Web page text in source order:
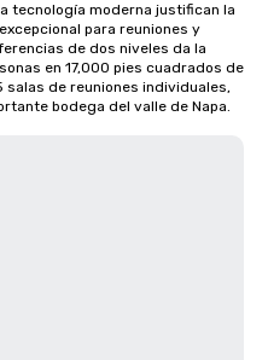
tecnología moderna justifican la
para reuniones y
de dos niveles da la
en 17,000 pies cuadrados de
salas de reuniones individuales,
bodega del valle de Napa.